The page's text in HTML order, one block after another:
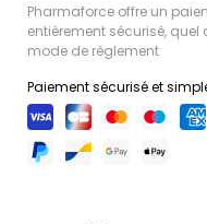
Pharmaforce offre un
entièrement sécurisé, quel
mode de règlement
Paiement sécurisé et